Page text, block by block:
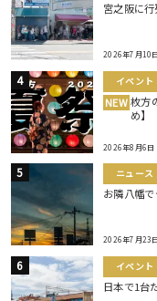
宮之阪に
2026年7月10日
イベント
NEW 枚方
め】
2026年8月6日
ニュース
お隣八幡で
2026年7月23日
イベント
日本で1台